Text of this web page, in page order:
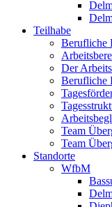
Teilhabe
Berufliche
Der
Berufliche
Team
Team
Standorte
WfbM